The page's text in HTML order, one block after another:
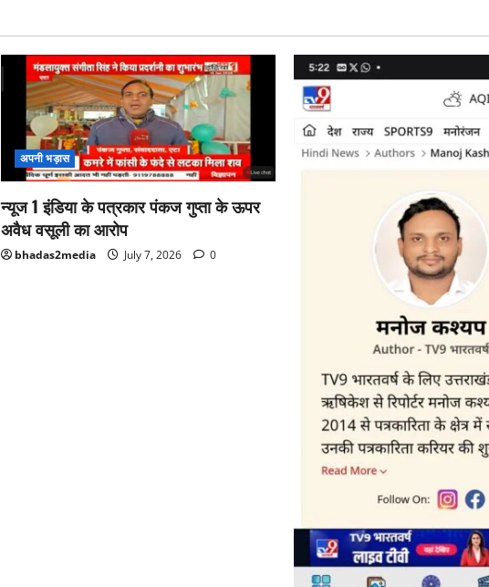
अपनी भड़ास
न्यूज 1 इंडिया के पत्रकार पंकज गुप्ता के ऊपर
अवैध वसूली का आरोप
bhadas2media July 7, 2026 0